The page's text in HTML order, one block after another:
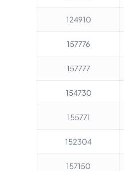
124910
157776
157777
154730
155771
152304
157150